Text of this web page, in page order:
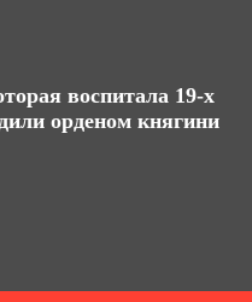
воспитала 19-х
орденом княгини